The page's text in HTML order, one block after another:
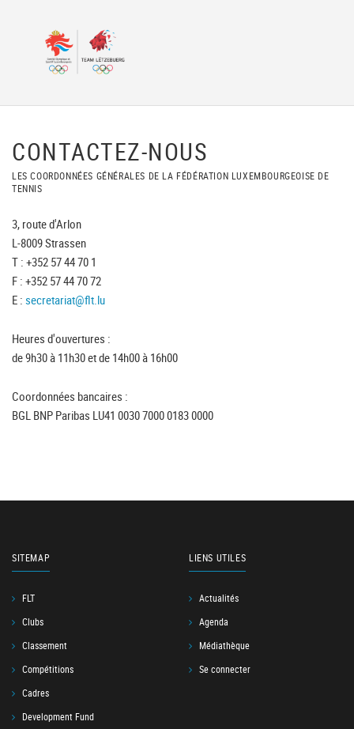
CONTACTEZ-NOUS
LES COORDONNÉES GÉNÉRALES DE LA FÉDÉRATION LUXEMBOURGEOISE DE
TENNIS
3, route d'Arlon
L-8009 Strassen
T : +352 57 44 70 1
F : +352 57 44 70 72
E : secretariat@flt.lu
Heures d'ouvertures :
de 9h30 à 11h30 et de 14h00 à 16h00
Coordonnées bancaires :
BGL BNP Paribas LU41 0030 7000 0183 0000
SITEMAP
FLT
Clubs
Classement
Compétitions
Cadres
Development Fund
LIENS UTILES
Actualités
Agenda
Médiathèque
Se connecter